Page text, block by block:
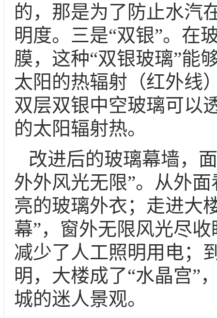
的，那是为了防止水汽
明度。三是“双银”。在
膜，这种“双银玻璃”能
太阳的热辐射（红外线
双层双银中空玻璃可以
的太阳辐射热。
改进后的玻璃幕墙，
外外风光无限”。从外
亮的玻璃外衣；走进大
幕”，窗外无限风光尽
减少了人工照明用电；
明，大楼成了“水晶宫”
城的迷人景观。